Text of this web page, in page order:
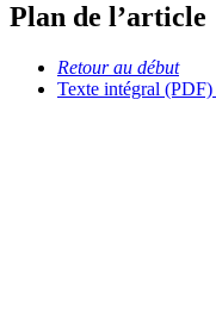
Plan de l’article
Retour au début
Texte intégral (PDF)